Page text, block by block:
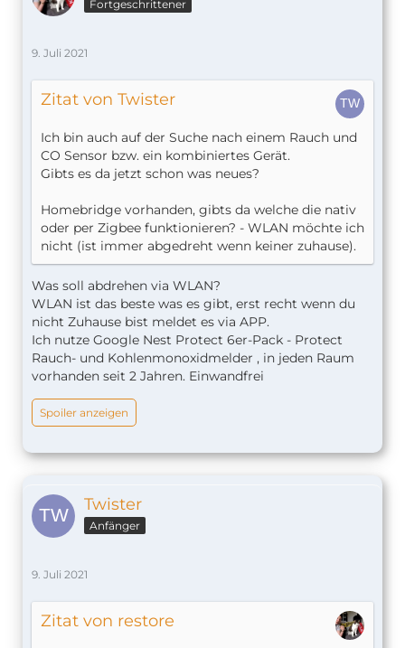
Fortgeschrittener
9. Juli 2021
Zitat von Twister
Ich bin auch auf der Suche nach einem Rauch und
CO Sensor bzw. ein kombiniertes Gerät.
Gibts es da jetzt schon was neues?
Homebridge vorhanden, gibts da welche die nativ
oder per Zigbee funktionieren? - WLAN möchte ich
nicht (ist immer abgedreht wenn keiner zuhause).
Was soll abdrehen via WLAN?
WLAN ist das beste was es gibt, erst recht wenn du
nicht Zuhause bist meldet es via APP.
Ich nutze Google Nest Protect 6er-Pack - Protect
Rauch- und Kohlenmonoxidmelder , in jeden Raum
vorhanden seit 2 Jahren. Einwandfrei
Spoiler anzeigen
Twister
Anfänger
9. Juli 2021
Zitat von restore